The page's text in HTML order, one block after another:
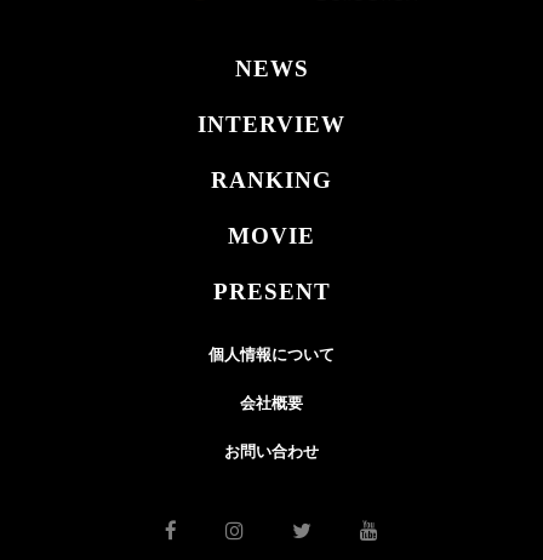
NEWS
INTERVIEW
RANKING
MOVIE
PRESENT
個人情報について
会社概要
お問い合わせ